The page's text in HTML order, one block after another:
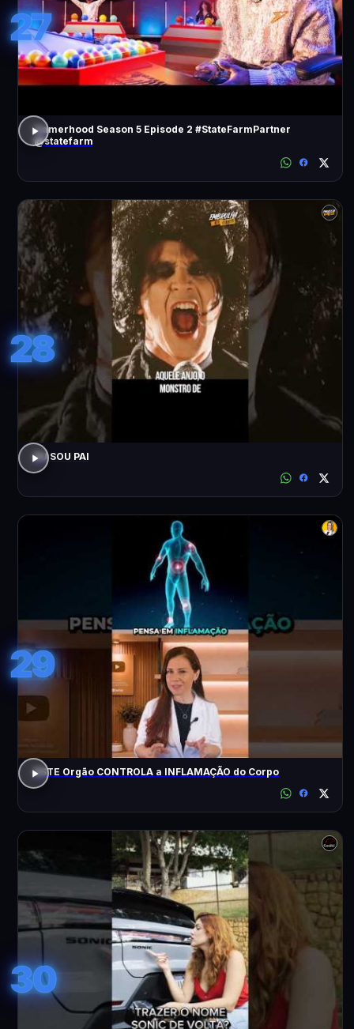
27
Gamerhood Season 5 Episode 2 #StateFarmPartner
@statefarm
28
EU SOU PAI
29
ESTE Orgão CONTROLA a INFLAMAÇÃO do Corpo
30